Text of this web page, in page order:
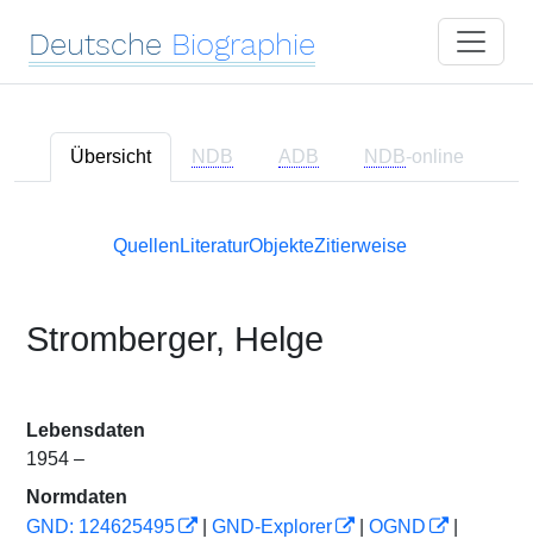
Deutsche Biographie
Übersicht NDB ADB NDB-online
Quellen LiteraturObjekteZitierweise
Stromberger, Helge
Lebensdaten
1954 –
Normdaten
GND: 124625495
GND-Explorer OGND